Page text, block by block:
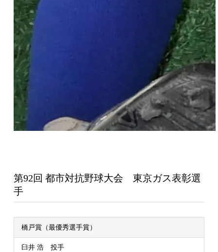
第92回 都市対抗野球大会 東京ガス表彰選
手
橋戸賞（最優秀選手賞）
臼井 浩 投手